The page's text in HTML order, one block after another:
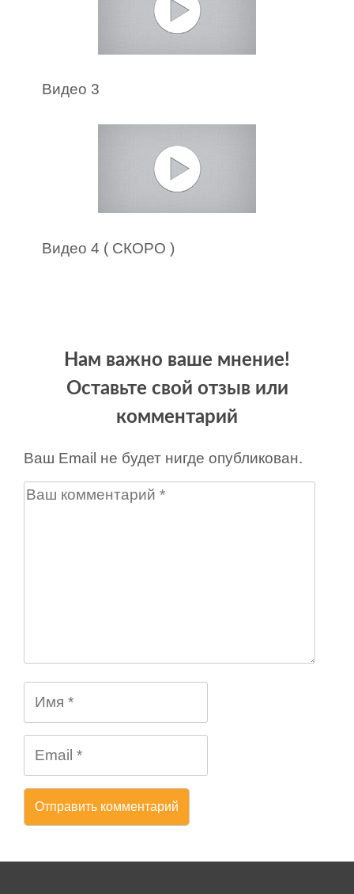
Видео 3
Видео 4 ( СКОРО )
Нам важно ваше мнение!
Оставьте свой отзыв или
комментарий
Ваш Email не будет нигде опубликован.